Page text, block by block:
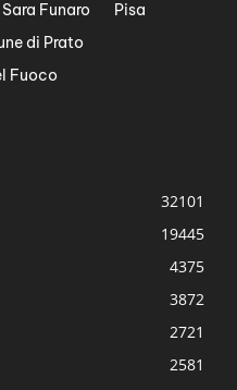
Sara Funaro
Pisa
di Prato
Fuoco
32101
19445
4375
3872
2721
2581